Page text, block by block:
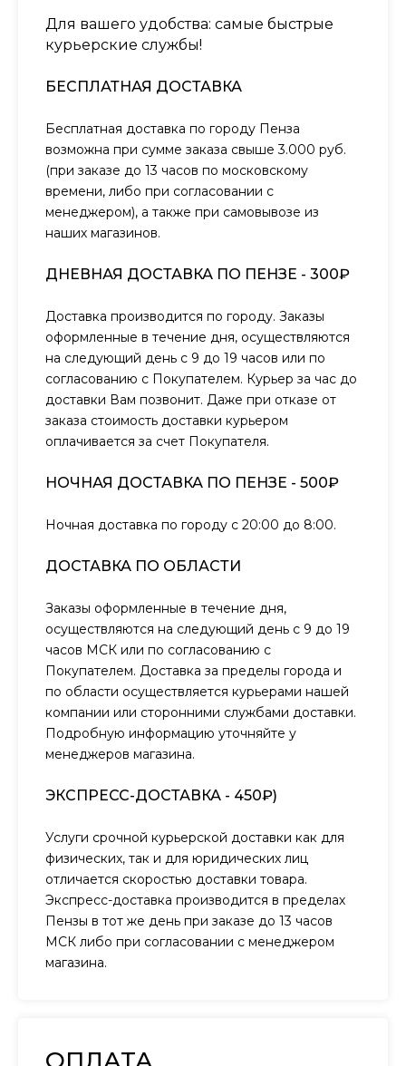
Для вашего удобства: самые быстрые
курьерские службы!
БЕСПЛАТНАЯ ДОСТАВКА
Бесплатная доставка по городу Пенза
возможна при сумме заказа свыше 3.000 руб.
(при заказе до 13 часов по московскому
времени, либо при согласовании с
менеджером), а также при самовывозе из
наших магазинов.
ДНЕВНАЯ ДОСТАВКА ПО ПЕНЗЕ - 300₽
Доставка производится по городу. Заказы
оформленные в течение дня, осуществляются
на следующий день с 9 до 19 часов или по
согласованию с Покупателем. Курьер за час до
доставки Вам позвонит. Даже при отказе от
заказа стоимость доставки курьером
оплачивается за счет Покупателя.
НОЧНАЯ ДОСТАВКА ПО ПЕНЗЕ - 500₽
Ночная доставка по городу с 20:00 до 8:00.
ДОСТАВКА ПО ОБЛАСТИ
Заказы оформленные в течение дня,
осуществляются на следующий день с 9 до 19
часов МСК или по согласованию с
Покупателем. Доставка за пределы города и
по области осуществляется курьерами нашей
компании или сторонними службами доставки.
Подробную информацию уточняйте у
менеджеров магазина.
ЭКСПРЕСС-ДОСТАВКА - 450₽)
Услуги срочной курьерской доставки как для
физических, так и для юридических лиц
отличается скоростью доставки товара.
Экспресс-доставка производится в пределах
Пензы в тот же день при заказе до 13 часов
МСК либо при согласовании с менеджером
магазина.